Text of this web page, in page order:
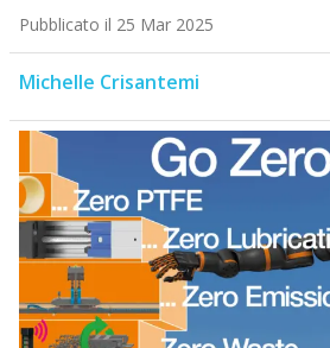
Pubblicato il 25 Mar 2025
Michelle Crisantemi